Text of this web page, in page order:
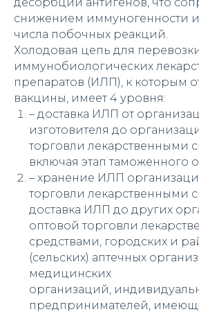
снижением иммуногенности
числа побочных реакций.
Холодовая цепь для
иммунобиологических
препаратов (ИЛП), к которым
вакцины, имеет 4 уровня:
– доставка ИЛП от
изготовителя до
торговли лекарственными
включая этап таможенного
– хранение ИЛП
торговли лекарственными
доставка ИЛП до других
оптовой торговли
средствами, городских и
(сельских) аптечных
медицинских
организаций,
предпринимателей,